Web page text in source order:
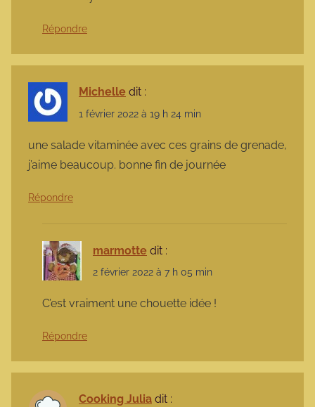
Répondre
Michelle dit :
1 février 2022 à 19 h 24 min
une salade vitaminée avec ces grains de grenade,
j’aime beaucoup. bonne fin de journée
Répondre
marmotte dit :
2 février 2022 à 7 h 05 min
C’est vraiment une chouette idée !
Répondre
Cooking Julia dit :